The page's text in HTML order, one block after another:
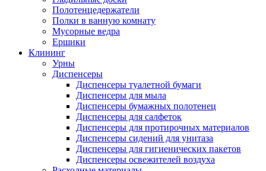
Полотенцедержатели
Полки в ванную комнату
Мусорные ведра
Ершики
Клининг
Урны
Диспенсеры
Диспенсеры туалетной бумаги
Диспенсеры для мыла
Диспенсеры бумажных полотенец
Диспенсеры для салфеток
Диспенсеры для протирочных материалов
Диспенсеры сидений для унитаза
Диспенсеры для гигиенических пакетов
Диспенсеры освежителей воздуха